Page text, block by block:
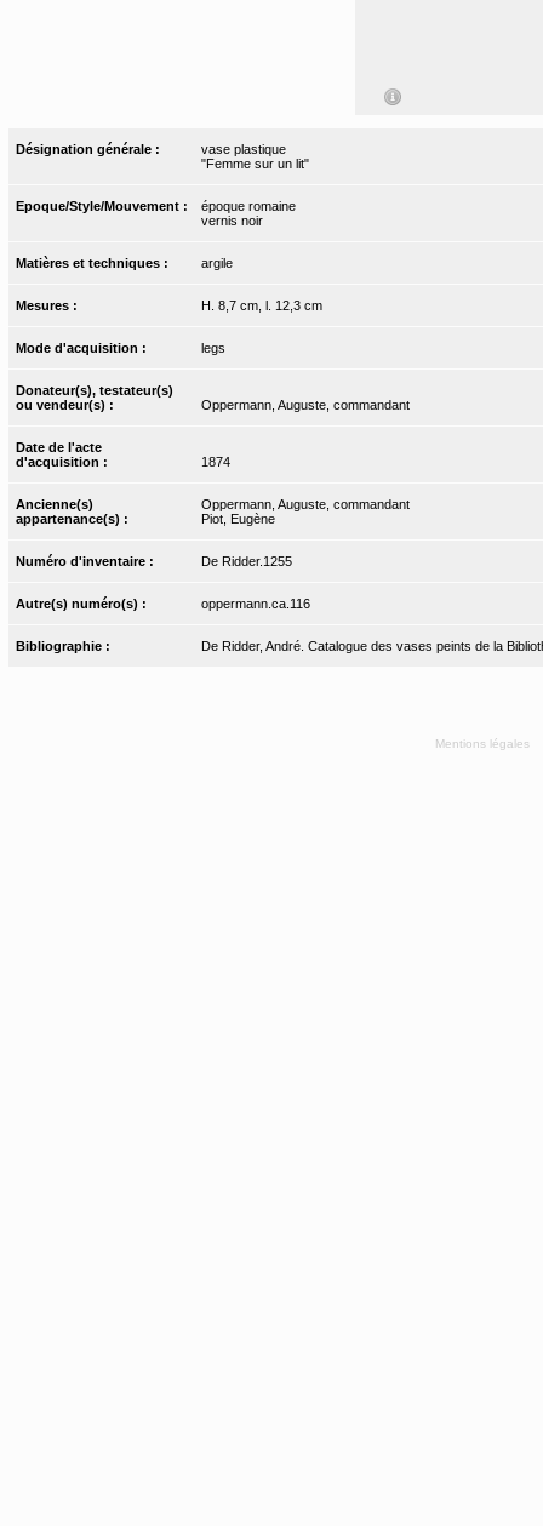
Désignation générale :
vase plastique
"Femme sur un lit"
Epoque/Style/Mouvement :
époque romaine
vernis noir
Matières et techniques : argile
Mesures : H. 8,7 cm, l. 12,3 cm
Mode d'acquisition : legs
Donateur(s), testateur(s)
ou vendeur(s) :
Oppermann, Auguste, commandant
Date de l'acte
d'acquisition :
1874
Ancienne(s)
appartenance(s) :
Oppermann, Auguste, commandant
Piot, Eugène
Numéro d'inventaire : De Ridder.1255
Autre(s) numéro(s) : oppermann.ca.116
Bibliographie : De Ridder, André. Catalogue des vases peints de la
Mentions légales